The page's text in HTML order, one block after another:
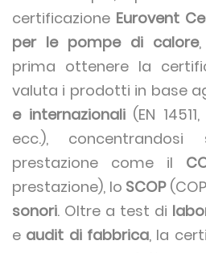
certificazione Eurovent
per le pompe di calore
prima ottenere la
valuta i prodotti in base
e internazionali(EN
ecc.),
prestazione come il
prestazione), lo SCOP
sonori. Oltre a test di
e audit di fabbrica, la